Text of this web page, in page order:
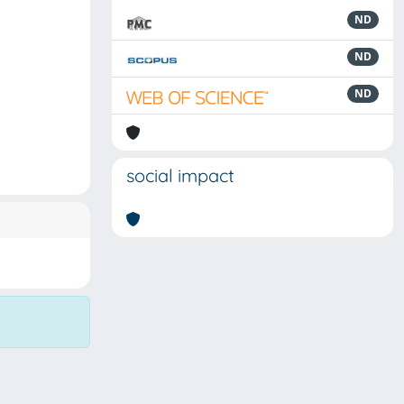
ND
ND
ND
social impact